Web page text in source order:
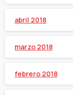
abril 2018
marzo 2018
febrero 2018